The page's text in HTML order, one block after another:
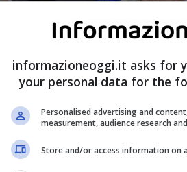
informazioneoggi.it asks for
your personal data for the
Personalised advertising and
measurement, audience research
Store and/or access information on